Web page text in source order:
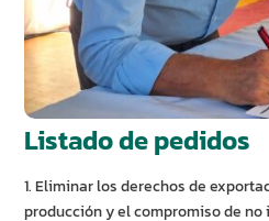
Listado de pedidos
1. Eliminar los derechos de
producción y el compromiso de